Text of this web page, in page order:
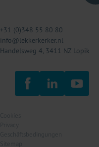
+31 (0)348 55 80 80
info@lekkerkerker.nl
Handelsweg 4, 3411 NZ Lopik